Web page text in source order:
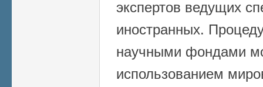
экспертов ведущих
иностранных.
научными фондами
использованием